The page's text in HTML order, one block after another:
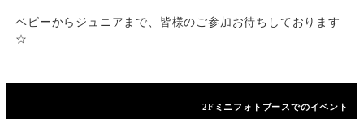
ベビーからジュニアまで、皆様のご参加お待ちしております
☆
2Fミニフォトブースでのイベント